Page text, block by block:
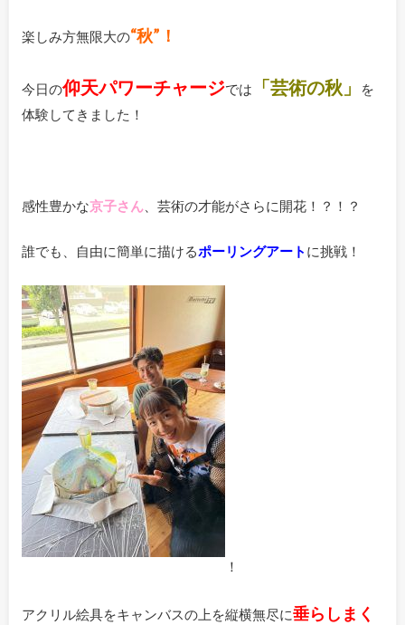
楽しみ方無限大の“秋”！
今日の仰天パワーチャージでは 「芸術の秋」
を
体験してきました！
感性豊かな京子さん、芸術の才能がさらに開花！？！？
誰でも、自由に簡単に描けるポーリングアート に挑戦！
！
アクリル絵具をキャンバスの上を縦横無尽に垂らしまく